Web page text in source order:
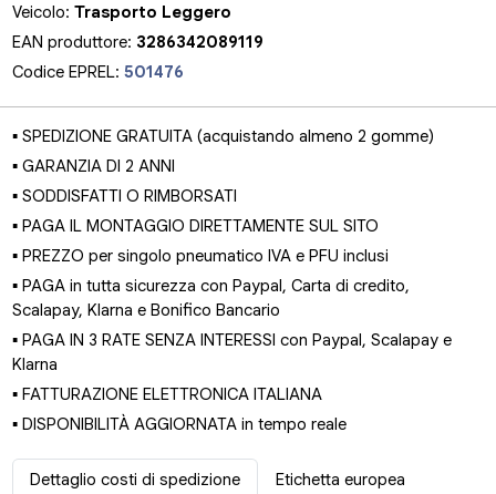
Veicolo:Trasporto Leggero
EAN produttore: 3286342089119
Codice EPREL:501476
▪ SPEDIZIONE GRATUITA (acquistando almeno 2 gomme)
▪ GARANZIA DI 2 ANNI
▪ SODDISFATTI O RIMBORSATI
▪ PAGA IL MONTAGGIO DIRETTAMENTE SUL SITO
▪ PREZZO per singolo pneumatico IVA e PFU inclusi
▪ PAGA in tutta sicurezza con Paypal, Carta di credito,
Scalapay, Klarna e Bonifico Bancario
▪ PAGA IN 3 RATE SENZA INTERESSI con Paypal, Scalapay e
Klarna
▪ FATTURAZIONE ELETTRONICA ITALIANA
▪ DISPONIBILITÀ AGGIORNATA in tempo reale
Dettaglio costi di spedizione Etichetta europea